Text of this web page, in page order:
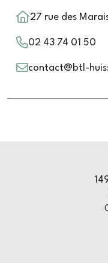
27 rue des
02 43 74 01 50
contact@btl-